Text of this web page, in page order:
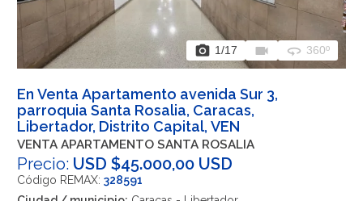
photo_camera 1/17 videocam 360 360º
En Venta Apartamento avenida Sur 3,
parroquia Santa Rosalia, Caracas,
Libertador, Distrito Capital, VEN
VENTA APARTAMENTO SANTA ROSALIA
Precio: USD $45.000,00 USD
Código REMAX: 328591